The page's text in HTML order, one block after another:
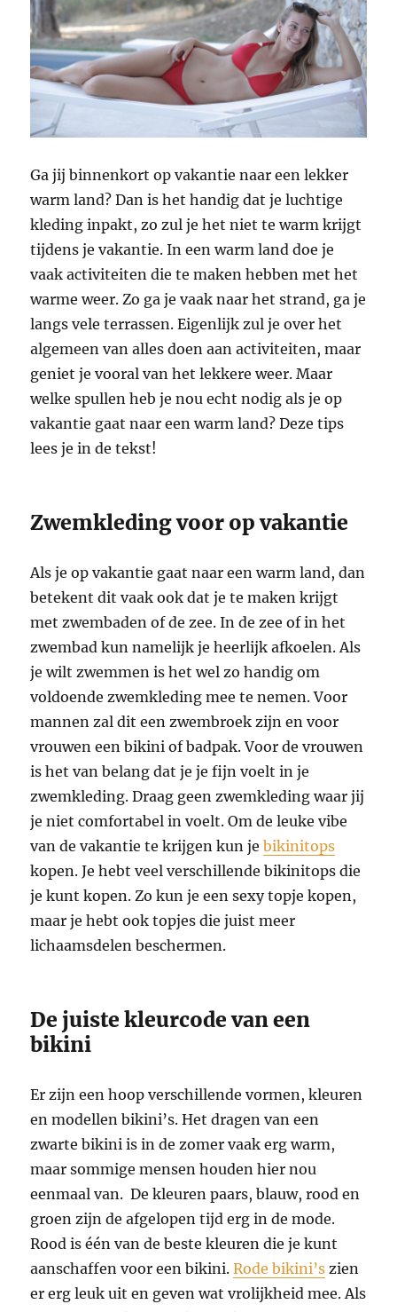
Ga jij binnenkort op vakantie naar een lekker
warm land? Dan is het handig dat je luchtige
kleding inpakt, zo zul je het niet te warm krijgt
tijdens je vakantie. In een warm land doe je
vaak activiteiten die te maken hebben met het
warme weer. Zo ga je vaak naar het strand, ga je
langs vele terrassen. Eigenlijk zul je over het
algemeen van alles doen aan activiteiten, maar
geniet je vooral van het lekkere weer. Maar
welke spullen heb je nou echt nodig als je op
vakantie gaat naar een warm land? Deze tips
lees je in de tekst!
Zwemkleding voor op vakantie
Als je op vakantie gaat naar een warm land, dan
betekent dit vaak ook dat je te maken krijgt
met zwembaden of de zee. In de zee of in het
zwembad kun namelijk je heerlijk afkoelen. Als
je wilt zwemmen is het wel zo handig om
voldoende zwemkleding mee te nemen. Voor
mannen zal dit een zwembroek zijn en voor
vrouwen een bikini of badpak. Voor de vrouwen
is het van belang dat je je fijn voelt in je
zwemkleding. Draag geen zwemkleding waar jij
je niet comfortabel in voelt. Om de leuke vibe
van de vakantie te krijgen kun jebikinitops
kopen. Je hebt veel verschillende bikinitops die
je kunt kopen. Zo kun je een sexy topje kopen,
maar je hebt ook topjes die juist meer
lichaamsdelen beschermen.
De juiste kleurcode van een
bikini
Er zijn een hoop verschillende vormen, kleuren
en modellen bikini’s. Het dragen van een
zwarte bikini is in de zomer vaak erg warm,
maar sommige mensen houden hier nou
eenmaal van. De kleuren paars, blauw, rood en
groen zijn de afgelopen tijd erg in de mode.
Rood is één van de beste kleuren die je kunt
aanschaffen voor een bikini.Rode bikini’s zien
er erg leuk uit en geven wat vrolijkheid mee. Als